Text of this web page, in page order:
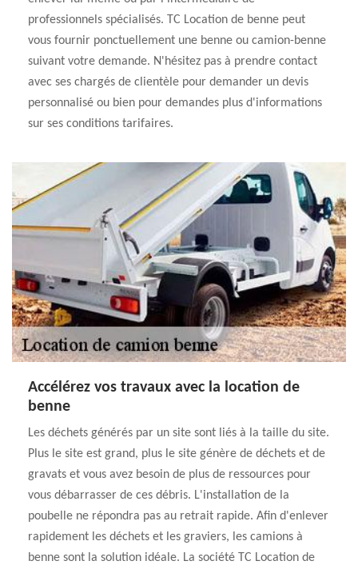
professionnels spécialisés. TC Location de benne peut
vous fournir ponctuellement une benne ou camion-benne
suivant votre demande. N'hésitez pas à prendre contact
avec ses chargés de clientèle pour demander un devis
personnalisé ou bien pour demandes plus d'informations
sur ses conditions tarifaires.
Accélérez vos travaux avec la location de
benne
Les déchets générés par un site sont liés à la taille du site.
Plus le site est grand, plus le site génère de déchets et de
gravats et vous avez besoin de plus de ressources pour
vous débarrasser de ces débris. L'installation de la
poubelle ne répondra pas au retrait rapide. Afin d'enlever
rapidement les déchets et les graviers, les camions à
benne sont la solution idéale. La société TC Location de